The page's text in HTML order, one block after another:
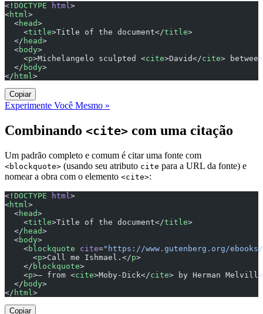
<! DOCTYPE html >
<html >
  <
head>
    <
title>Title of the document</title>
  </
head>
  <
body>
    <
p>Michelangelo sculpted <cite>David</cite>
  </
body>
</ html >
Copiar
Experimente Você Mesmo »
Combinando <cite> com uma citação
Um padrão completo e comum é citar uma fonte com
<blockquote> (usando seu atributo cite para a URL da fonte) e
nomear a obra com o elemento <cite>:
<! DOCTYPE html >
<html >
  <
head>
    <
title>Title of the document</title>
  </
head>
  <
body>
    <
blockquote cite="https://www.gutenberg.org/ebooks/
      <
p>Call me Ishmael.</p>
    </
blockquote>
    <
p>— from <cite>Moby-Dick</cite> by Herman
  </
body>
</ html >
Copiar